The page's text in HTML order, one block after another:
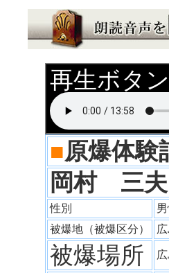
再生ボタ
■原爆体
岡村 三夫
性別
被爆地（被爆区分）
被爆場所